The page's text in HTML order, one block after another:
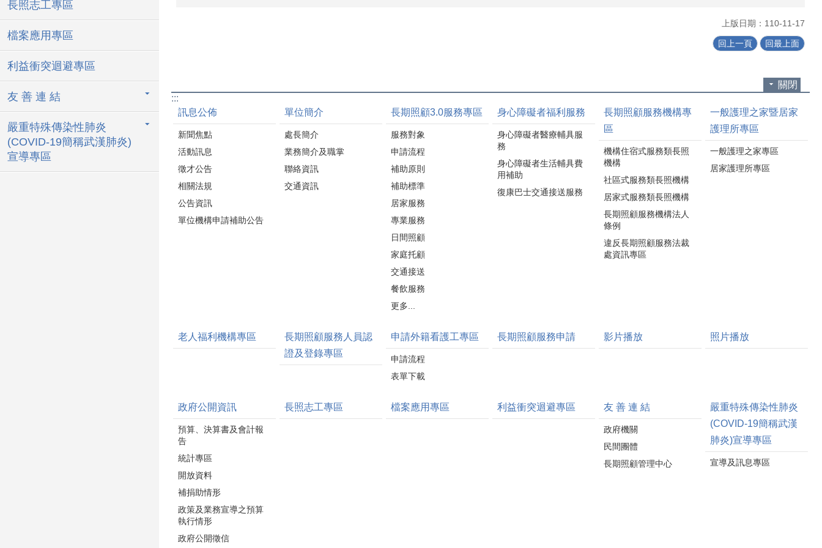
長照志工專區
檔案應用專區
利益衝突迴避專區
友 善 連 結
嚴重特殊傳染性肺炎
(COVID-19簡稱武漢肺炎)
宣導專區
上版日期：110-11-17
回上一頁 回最上面
關閉
:::
訊息公佈
新聞焦點
活動訊息
徵才公告
相關法規
公告資訊
單位機構申請補助公告
單位簡介
處長簡介
業務簡介及職掌
聯絡資訊
交通資訊
長期照顧3.0服務專區
服務對象
申請流程
補助原則
補助標準
居家服務
專業服務
日間照顧
家庭托顧
交通接送
餐飲服務
更多...
身心障礙者福利服務
身心障礙者醫療輔具服
務
身心障礙者生活輔具費
用補助
復康巴士交通接送服務
長期照顧服務機構專
區
機構住宿式服務類長照
機構
社區式服務類長照機構
居家式服務類長照機構
長期照顧服務機構法人
條例
違反長期照顧服務法裁
處資訊專區
一般護理之家暨居家
護理所專區
一般護理之家專區
居家護理所專區
老人福利機構專區
長期照顧服務人員認
證及登錄專區
申請外籍看護工專區
申請流程
表單下載
長期照顧服務申請 影片播放 照片播放
政府公開資訊
預算、決算書及會計報
告
統計專區
開放資料
補捐助情形
政策及業務宣導之預算
執行情形
政府公開徵信
長照志工專區 檔案應用專區 利益衝突迴避專區 友 善 連 結
政府機關
民間團體
長期照顧管理中心
嚴重特殊傳染性肺炎
(COVID-19簡稱武漢
肺炎)宣導專區
宣導及訊息專區